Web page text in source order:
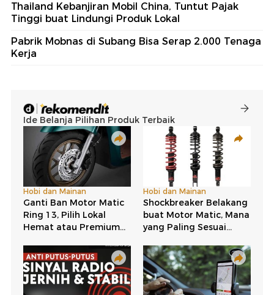
Thailand Kebanjiran Mobil China, Tuntut Pajak
Tinggi buat Lindungi Produk Lokal
Pabrik Mobnas di Subang Bisa Serap 2.000 Tenaga
Kerja